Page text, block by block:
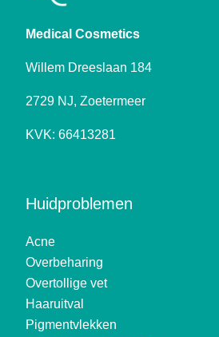
Medical Cosmetics
Willem Dreeslaan 184
2729 NJ, Zoetermeer
KVK: 66413281
Huidproblemen
Acne
Overbeharing
Overtollige vet
Haaruitval
Pigmentvlekken